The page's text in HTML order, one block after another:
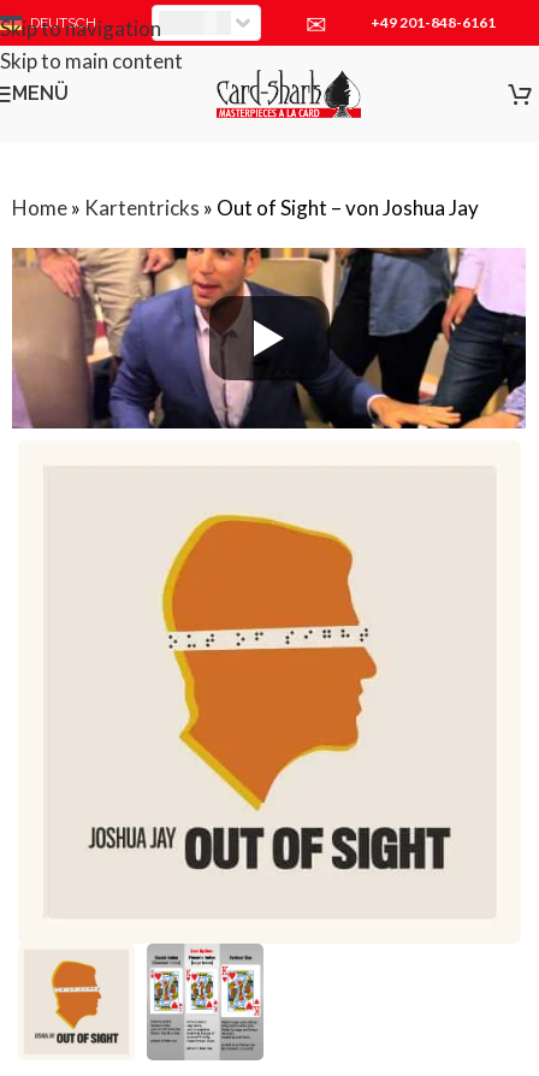
Skip to navigation
Skip to main content
DEUTSCH ✉ +49 201-848-6161
MENÜ
Home» Kartentricks » Out of Sight – von Joshua Jay